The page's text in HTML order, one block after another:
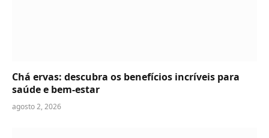
Chá ervas: descubra os benefícios incríveis para
saúde e bem-estar
agosto 2, 2026